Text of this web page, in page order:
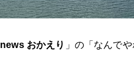
news おかえり 」の「なんで